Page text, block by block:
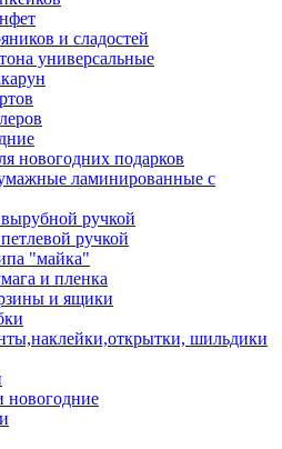
и сладостей
универсальные
новогодних подарков
ламинированные с
ручкой
ручкой
"майка"
и пленка
и ящики
шильдики
новогодние